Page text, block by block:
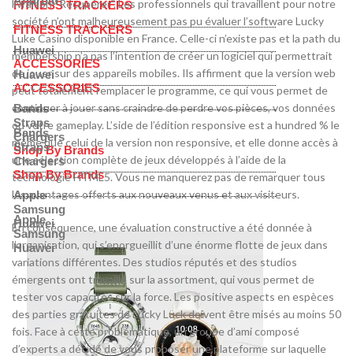
FITNESS TRACKERS
Huawei
ACCESSORIES
Bands
Straps
Chargers
Shop By Brands
Apple
Samsung
Huawei
FITNESS TRACKERS
Huawei
ACCESSORIES
Bands
Straps
Chargers
Shop By Brands
Apple
Samsung
Huawei
livraison “Récupérer”. Les professionnels qui travaillent pour notre
société n’ont malheureusement pas pu évaluer l’software Lucky
Luke Casino disponible en France. Celle-ci n’existe pas et la path du
membership n’a pas l’intention de créer un logiciel qui permettrait
de jouer sur des appareils mobiles. Ils affirment que la version web
peut totalement remplacer le programme, ce qui vous permet de
continuer à jouer sans craindre de perdre vos pièces, vos données
ou votre gameplay. L’side de l’édition responsive est a hundred % le
même que celui de la version non responsive, et elle donne accès à
une sélection complète de jeux développés à l’aide de la
technologie HTML5. Vous ne manquerez pas de remarquer tous
les avantages offerts aux nouveaux venus et aux visiteurs.
En conséquence, une évaluation constructive a été donnée à
l’organisation, qui s’enorgueillit d’une énorme flotte de jeux dans
variations différentes. Des studios réputés et des studios
émergents ont travaillé sur la assortment, qui vous permet de
tester vos capacités sur la force. Les positive aspects en espèces
des parties gratuites de Lucky Luck doivent être misés au moins 50
fois. Face à cette problématique, un groupe d’ami composé
d’experts a décidé de vous proposer une plateforme sur laquelle